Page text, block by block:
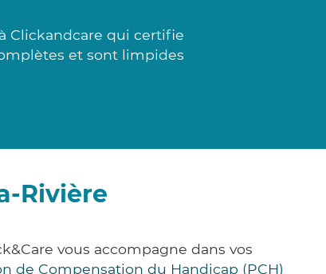
Clickandcare qui certifie
et sont limpides
Rivière
vous accompagne dans vos
de Compensation du Handicap (PCH)